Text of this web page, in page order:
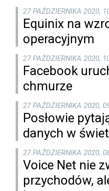
27 PAŹDZIERNIKA 2020,
Equinix na
operacyjnym
27 PAŹDZIERNIKA 2020,
Facebook
chmurze
27 PAŹDZIERNIKA 2020,
Posłowie
danych w
27 PAŹDZIERNIKA 2020,
Voice Net nie
przychodów,